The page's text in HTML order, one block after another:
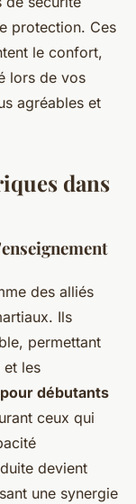
protection. Ces
le confort,
lors de vos
agréables et
dans
des alliés
Ils
permettant
et les
débutants
ceux qui
devient
une synergie